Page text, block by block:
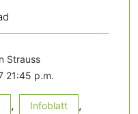
Strauss
21:45 p.m.
, Infoblatt ,